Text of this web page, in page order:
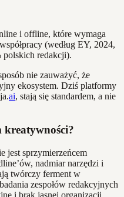
i offline, które wymaga
(według EY, 2024,
polskich redakcji).
nie zauważyć, że
ekosystem. Dziś platformy
ai, stają się standardem, a nie
kreatywności?
jest sprzymierzeńcem
nadmiar narzędzi i
twórczy ferment w
zespołów redakcyjnych
i brak jasnej organizacji